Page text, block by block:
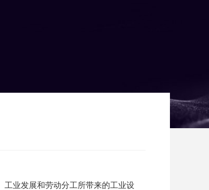
业发展和劳动分工所带来的工业设